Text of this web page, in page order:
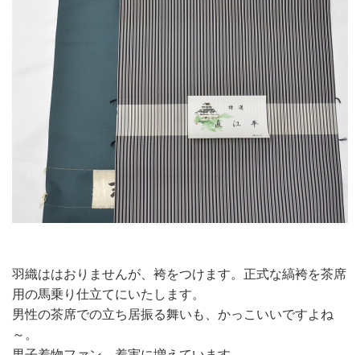
羽織ははおりませんが、袴をつけます。正式な縞袴を茶席
用の馬乗り仕立てにいたします。
男性の茶席での立ち居振る舞いも、かっこいいですよね
～。